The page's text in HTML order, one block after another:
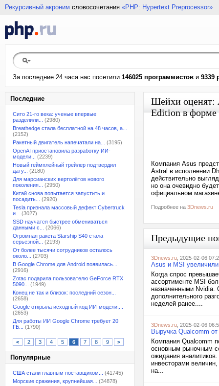
Рекурсивный акроним словосочетания «PHP: Hypertext Preprocessor»
За последние 24 часа нас посетили 146025 программистов и 9339
Последние
Сито 21-го века: ученые впервые
разделили...
(2980)
Breathedge стала бесплатной на 48 часов, а...
(2152)
Ракетный двигатель напечатали на...
(3195)
OpenAI приостановила разработку ИИ-
модели...
(2239)
Новый геймплейный трейлер подтвердил
дату...
(2180)
Для марсианских вертолётов нового
поколения...
(2950)
Китай снова попытается запустить и
посадить...
(2920)
Tesla признала массовый дефект Cybertruck
и...
(3027)
SSD научатся быстрее обмениваться
данными с...
(2066)
Огромная ракета Starship S40 стала
серьезной...
(2193)
От более тысячи сотрудников осталось
около...
(2703)
В Google Chrome для Android появилась...
(2916)
Zotac подарила пользователю GeForce RTX
5090...
(1949)
Конец не так и близок: последний сезон...
(2658)
Google открыла исходный код ИИ-модели,...
(2653)
Для работы ИИ Google Chrome требует 20
ГБ...
(1790)
< 2 3 4 5 6 7 8 9 >
Популярные
США стали главным поставщиком...
(41745)
Морские сражения, крупнейшая...
(34878)
Шейхи оценят:
Edition в форме
Компания Asus
Astral в исполнении
действительно
но она очевидно
официальном
Подробнее на 3Dnews.ru
Предыдущие
3Dnews.ru , 2025-02-06
Asus и MSI
Когда спрос
ассортименте MSI
назначенными Nvidia.
дополнительного
неделей ранее....
3Dnews.ru , 2025-02-06
Выручка Qualcomm
Компания Qualcomm
основным рыночным
ожидания
инвесторами
на...